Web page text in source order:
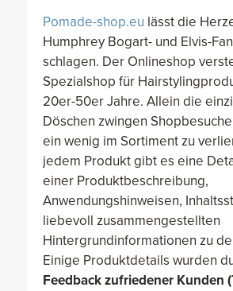
Pomade-shop.eu lässt die
Humphrey Bogart- und Elvis-
schlagen. Der Onlineshop
Spezialshop für
20er-50er Jahre. Allein die
Döschen zwingen
ein wenig im Sortiment zu
jedem Produkt gibt es eine
einer Produktbeschreibung,
Anwendungshinweisen,
liebevoll zusammengestellten
Hintergrundinformationen zu
Einige Produktdetails wurden
Feedback zufriedener Kunden